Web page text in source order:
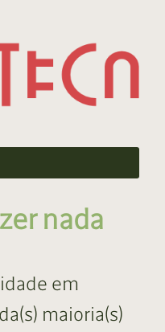
nada
em
maioria(s)